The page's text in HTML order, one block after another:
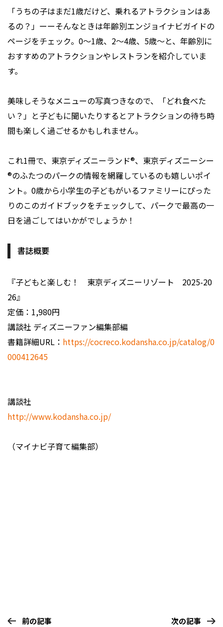
「うちの子はまだ1歳だけど、乗れるアトラクションはあ
るの？」ーーそんなときは年齢別エンジョイナビガイドの
ページをチェック。0〜1歳、2〜4歳、5歳〜と、年齢別に
おすすめのアトラクションやレストランを紹介していま
す。
美味しそうなメニューの写真つきなので、「どれ食べた
い？」と子どもに聞いたりするとアトラクションの待ち時
間も楽しく過ごせるかもしれません。
これ1冊で、東京ディズニーランド®、東京ディズニーシー
®のふたつのパークの情報を網羅しているのも嬉しいポイ
ント。0歳から小学生の子どもがいるファミリーにぴった
りのこのガイドブックをチェックして、パークで最高の一
日を過ごしてはいかがでしょうか！
書誌概要
『子どもと楽しむ！ 東京ディズニーリゾート 2025-20
26』
定価：1,980円
講談社 ディズニーファン編集部編
書籍詳細URL： https://cocreco.kodansha.co.jp/catalog/0
000412645
講談社
http://www.kodansha.co.jp/
（マイナビ子育て編集部）
前の記事 次の記事